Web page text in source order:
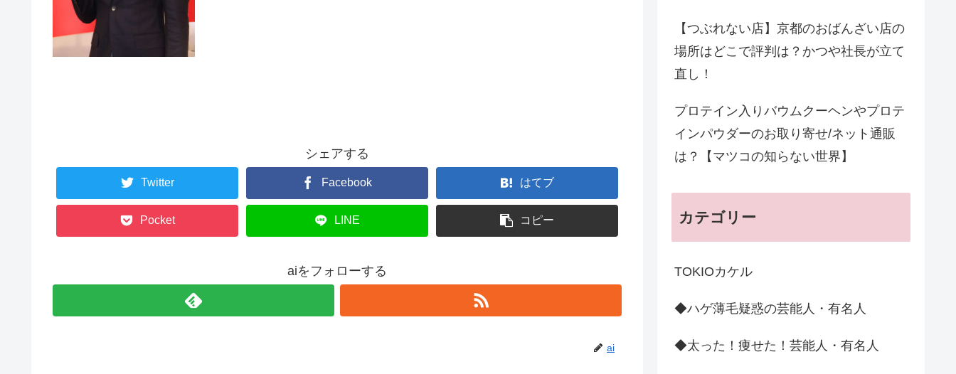
シェアする
Twitter Facebook はてブ
Pocket LINE コピー
aiをフォローする
ai
【つぶれない店】京都のおばんざい店の
場所はどこで評判は？かつや社長が立て
直し！
プロテイン入りバウムクーヘンやプロテ
インパウダーのお取り寄せ/ネット通販
は？【マツコの知らない世界】
カテゴリー
TOKIOカケル
◆ハゲ薄毛疑惑の芸能人・有名人
◆太った！痩せた！芸能人・有名人